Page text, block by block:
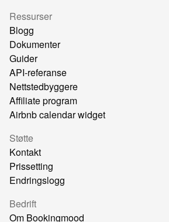
Ressurser
Blogg
Dokumenter
Guider
API-referanse
Nettstedbyggere
Affiliate program
Airbnb calendar widget
Støtte
Kontakt
Prissetting
Endringslogg
Bedrift
Om Bookingmood